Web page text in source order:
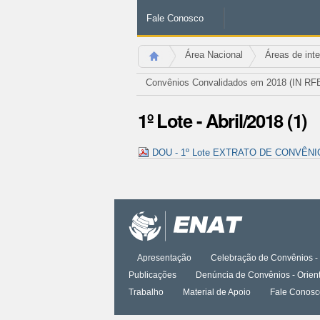
Fale Conosco
Área Nacional Áreas de
Convênios Convalidados em 2018 (IN
1º Lote - Abril/2018 (1)
DOU - 1º Lote EXTRATO DE
documento
Apresentação Celebração de Convênios
Publicações
Denúncia de Convênios -
Trabalho
Material de Apoio Fale